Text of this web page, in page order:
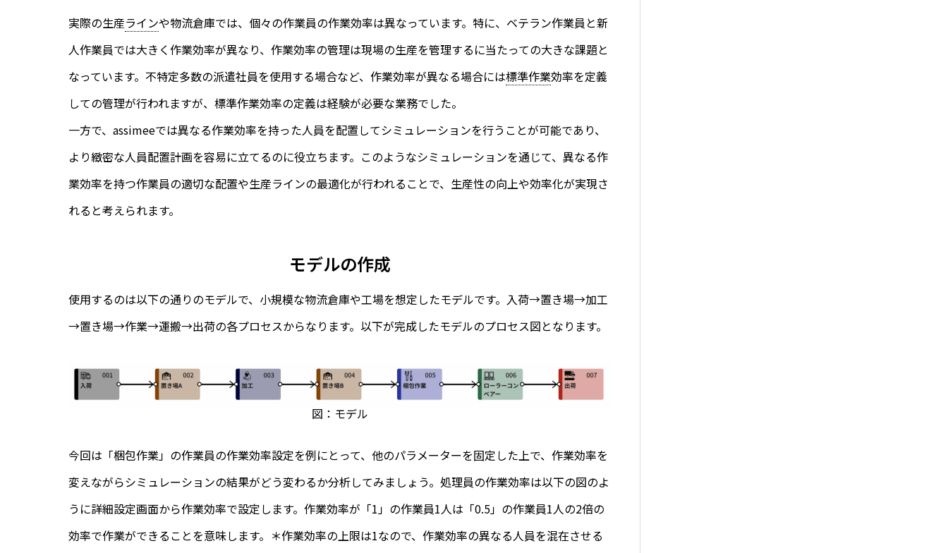
実際の生産ラインや物流倉庫では、個々の作業員の作業効率は異なっています。特に、ベテラン作業員と新
人作業員では大きく作業効率が異なり、作業効率の管理は現場の生産を管理するに当たっての大きな課題と
なっています。不特定多数の派遣社員を使用する場合など、作業効率が異なる場合には標準作業効率を定義
しての管理が行われますが、標準作業効率の定義は経験が必要な業務でした。
一方で、assimeeでは異なる作業効率を持った人員を配置してシミュレーションを行うことが可能であり、
より緻密な人員配置計画を容易に立てるのに役立ちます。このようなシミュレーションを通じて、異なる作
業効率を持つ作業員の適切な配置や生産ラインの最適化が行われることで、生産性の向上や効率化が実現さ
れると考えられます。
モデルの作成
使用するのは以下の通りのモデルで、小規模な物流倉庫や工場を想定したモデルです。入荷→置き場→加工
→置き場→作業→運搬→出荷の各プロセスからなります。以下が完成したモデルのプロセス図となります。
図：モデル
今回は「梱包作業」の作業員の作業効率設定を例にとって、他のパラメーターを固定した上で、作業効率を
変えながらシミュレーションの結果がどう変わるか分析してみましょう。処理員の作業効率は以下の図のよ
うに詳細設定画面から作業効率で設定します。作業効率が「1」の作業員1人は「0.5」の作業員1人の2倍の
効率で作業ができることを意味します。＊作業効率の上限は1なので、作業効率の異なる人員を混在させる